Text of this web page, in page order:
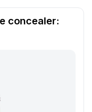
concealer: